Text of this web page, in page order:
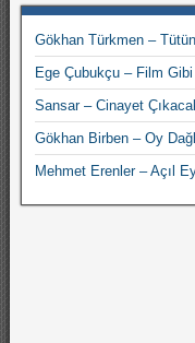
Gökhan Türkmen – Tütün
Ege Çubukçu – Film Gibi
Sansar – Cinayet
Gökhan Birben – Oy
Mehmet Erenler – Açıl